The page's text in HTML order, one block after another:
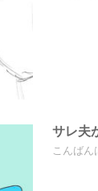
サレ夫
こんば